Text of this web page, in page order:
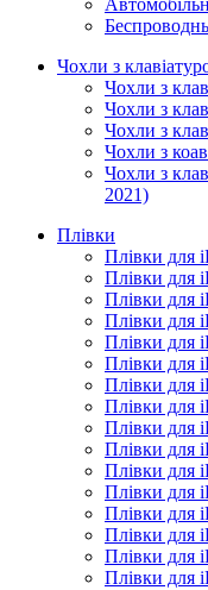
Чохли з
Чохли з
Чохли з
Чохли з
Чохли з
Чохли з
2021)
Плівки
Плівки для
Плівки для
Плівки для
Плівки для
Плівки для
Плівки для
Плівки для
Плівки для
Плівки для
Плівки для
Плівки для
Плівки для
Плівки для
Плівки для
Плівки для
Плівки для